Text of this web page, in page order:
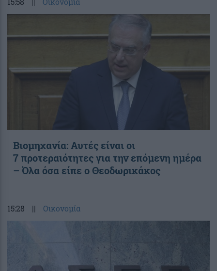
Βιομηχανία: Αυτές είναι οι
7 προτεραιότητες για την επόμενη ημέρα
– Όλα όσα είπε ο Θεοδωρικάκος
15:28 || Οικονομία